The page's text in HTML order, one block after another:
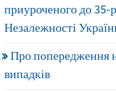
приуроченого до 35-
Незалежності
Про попередження
випадків